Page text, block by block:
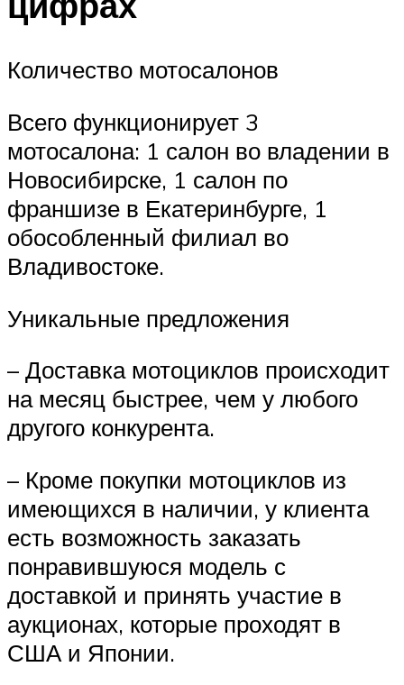
Количество мотосалонов
Всего функционирует 3
мотосалона: 1 салон во владении в
Новосибирске, 1 салон по
франшизе в Екатеринбурге, 1
обособленный филиал во
Владивостоке.
Уникальные предложения
– Доставка мотоциклов происходит
на месяц быстрее, чем у любого
другого конкурента.
– Кроме покупки мотоциклов из
имеющихся в наличии, у клиента
есть возможность заказать
понравившуюся модель с
доставкой и принять участие в
аукционах, которые проходят в
США и Японии.